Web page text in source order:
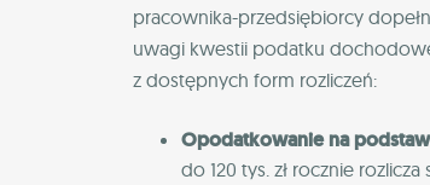
pracownika-przedsiębiorcy
uwagi kwestii podatku
z dostępnych form rozliczeń:
Opodatkowanie na
do 120 tys. zł rocznie